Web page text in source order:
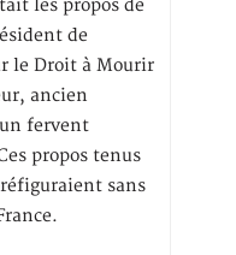
les propos de
de
le Droit à Mourir
ancien
fervent
propos tenus
sans